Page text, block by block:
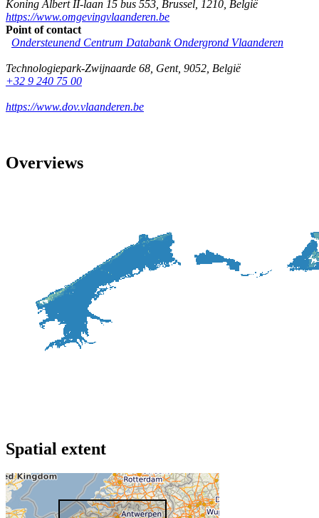
Koning Albert II-laan 15 bus 553 Brussel 1210 België
https://www.omgevingvlaanderen.be
Point of contact
Ondersteunend Centrum Databank Ondergrond Vlaanderen
Technologiepark-Zwijnaarde 68 Gent, 9052 België
+32 9 240 75 00
https://www.dov.vlaanderen.be
Overviews
Spatial extent